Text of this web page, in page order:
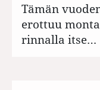
Tämän
erottuu
rinnalla itse…